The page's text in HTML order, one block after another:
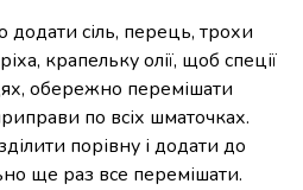
додати сіль, перець, трохи
крапельку олії, щоб спеції
обережно перемішати
по всіх шматочках.
порівну і додати до
ще раз все перемішати.